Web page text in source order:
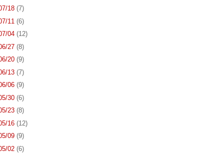
18 (7)
11 (6)
04 (12)
27 (8)
20 (9)
13 (7)
06 (9)
30 (6)
23 (8)
16 (12)
09 (9)
02 (6)